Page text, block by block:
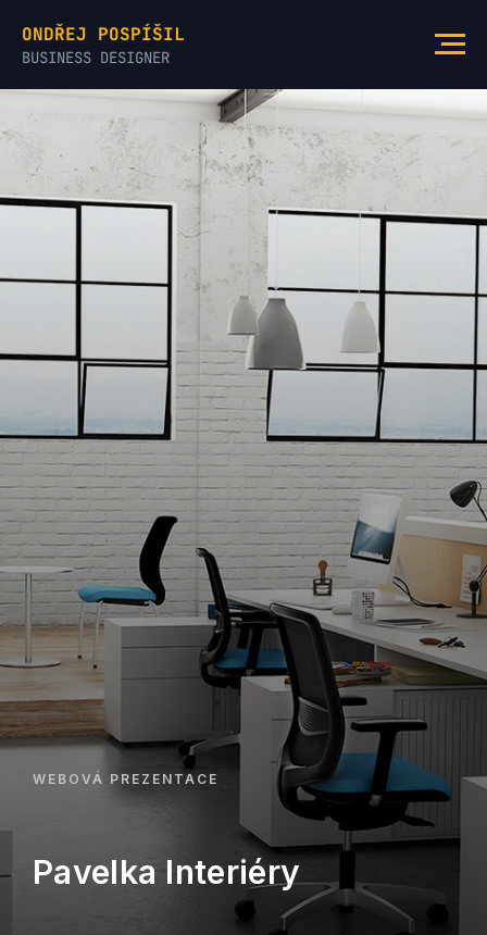
ONDŘEJ POSPÍŠIL
BUSINESS DESIGNER
WEBOVÁ PREZENTACE
Pavelka Interiéry